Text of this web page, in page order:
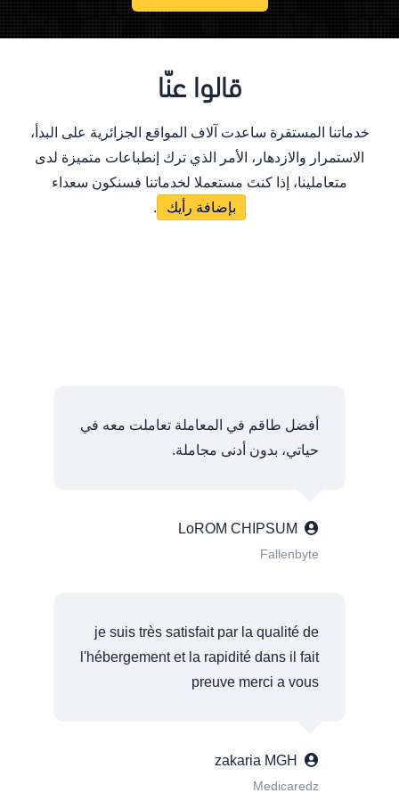
قالوا عنّا
خدماتنا المستقرة ساعدت آلاف المواقع الجزائرية على البدأ،
الاستمرار والازدهار، الأمر الذي ترك إنطباعات متميزة لدى
متعاملينا، إذا كنتَ مستعملا لخدماتنا فسنكون سعداء
بإضافة رأيك
.
أفضل طاقم في المعاملة تعاملت معه في
حياتي، بدون أدنى مجاملة.
LoROM CHIPSUM
Fallenbyte
je suis très satisfait par la qualité de
l'hébergement et la rapidité dans il fait
preuve merci a vous
zakaria MGH
Medicaredz